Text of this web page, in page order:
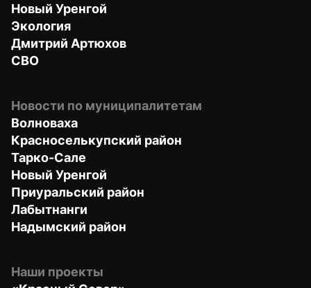
Новый Уренгой
Экология
Дмитрий Артюхов
СВО
Новости по муниципалитетам
Волноваха
Красноселькупский район
Тарко-Сале
Новый Уренгой
Приуральский район
Лабытнанги
Надымский район
Наши проекты